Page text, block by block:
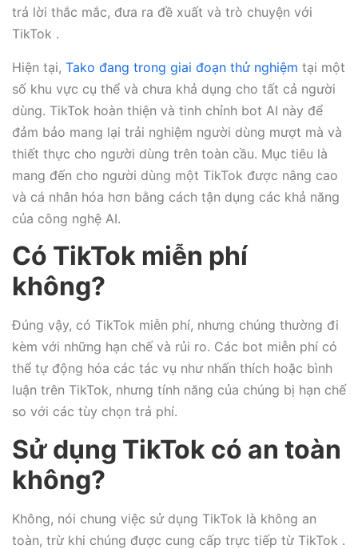
trả lời thắc mắc, đưa ra đề xuất và trò chuyện với
TikTok .
Hiện tại, Tako đang trong giai đoạn thử nghiệm tại một
số khu vực cụ thể và chưa khả dụng cho tất cả người
dùng. TikTok hoàn thiện và tinh chỉnh bot AI này để
đảm bảo mang lại trải nghiệm người dùng mượt mà và
thiết thực cho người dùng trên toàn cầu. Mục tiêu là
mang đến cho người dùng một TikTok được nâng cao
và cá nhân hóa hơn bằng cách tận dụng các khả năng
của công nghệ AI.
Có TikTok miễn phí
không?
Đúng vậy, có TikTok miễn phí, nhưng chúng thường đi
kèm với những hạn chế và rủi ro. Các bot miễn phí có
thể tự động hóa các tác vụ như nhấn thích hoặc bình
luận trên TikTok, nhưng tính năng của chúng bị hạn chế
so với các tùy chọn trả phí.
Sử dụng TikTok có an toàn
không?
Không, nói chung việc sử dụng TikTok là không an
toàn, trừ khi chúng được cung cấp trực tiếp từ TikTok .